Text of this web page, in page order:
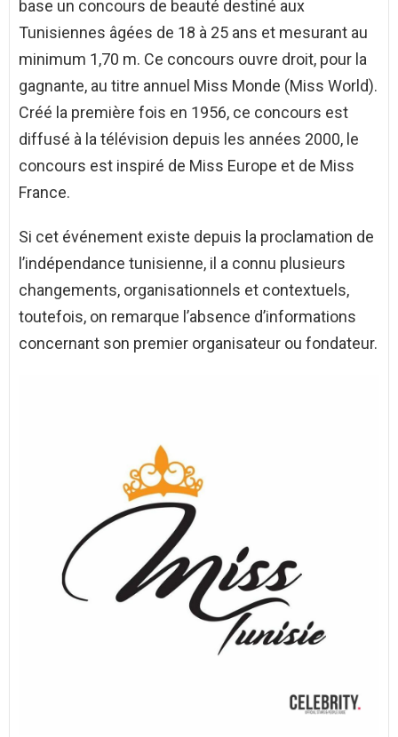
base un concours de beauté destiné aux
Tunisiennes âgées de 18 à 25 ans et mesurant au
minimum 1,70 m. Ce concours ouvre droit, pour la
gagnante, au titre annuel Miss Monde (Miss World).
Créé la première fois en 1956, ce concours est
diffusé à la télévision depuis les années 2000, le
concours est inspiré de Miss Europe et de Miss
France.
Si cet événement existe depuis la proclamation de
l’indépendance tunisienne, il a connu plusieurs
changements, organisationnels et contextuels,
toutefois, on remarque l’absence d’informations
concernant son premier organisateur ou fondateur.